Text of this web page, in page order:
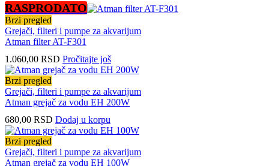
RASPRODATO
Brzi pregled
Grejači, filteri i pumpe za akvarijum
Atman filter AT-F301
1.060,00 RSD Pročitajte još
Brzi pregled
Grejači, filteri i pumpe za akvarijum
Atman grejač za vodu EH 200W
680,00 RSD Dodaj u korpu
Brzi pregled
Grejači, filteri i pumpe za akvarijum
Atman grejač za vodu EH 100W